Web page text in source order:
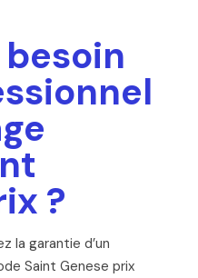
besoin
?
la garantie d’un
Saint Genese prix